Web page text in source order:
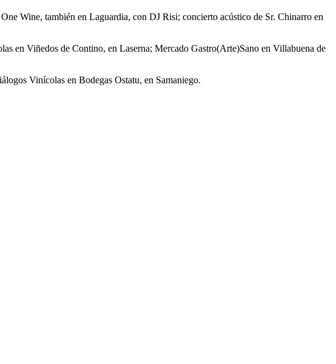
Wine, también en Laguardia, con DJ Risi; concierto acústico de Sr. Chinarro en
en Viñedos de Contino, en Laserna; Mercado Gastro(Arte)Sano en Villabuena de
Vinícolas en Bodegas Ostatu, en Samaniego.